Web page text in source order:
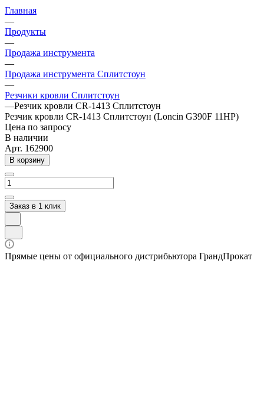
Главная
—
Продукты
—
Продажа инструмента
—
Продажа инструмента Сплитстоун
—
Резчики кровли Сплитстоун
—Резчик кровли CR-1413 Сплитстоун
Резчик кровли CR-1413 Сплитстоун (Loncin G390F 11HP)
Цена по запросу
В наличии
Арт. 162900
В корзину
Заказ в 1 клик
Прямые цены от официального дистрибьютора ГрандПрокат